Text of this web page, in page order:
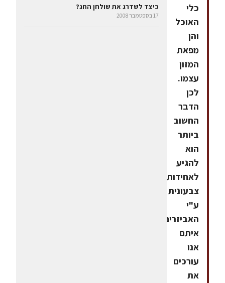
כלי
האוכל
והן
מפאת
המזון
עצמו.
לכן
הדבר
החשוב
ביותר
הוא
להגיע
לאחידות
צבעונית
ע"י
האביזרים
איתם
אנו
עורכים
את
כיצד לשדרג את שולחן החג?
17 בספטמבר 2008